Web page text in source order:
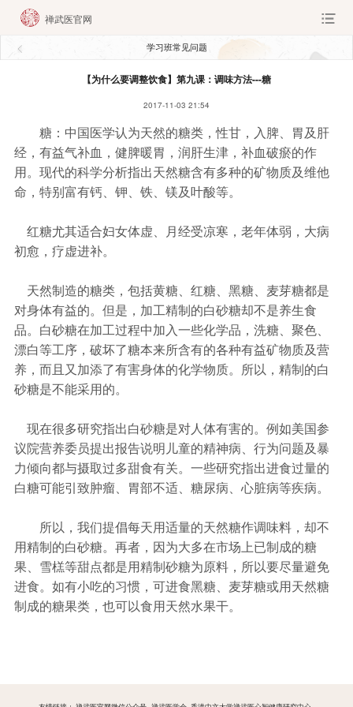
禅武医官网
学习班常见问题
【为什么要调整饮食】第九课：调味方法---糖
2017-11-03 21:54
糖：中国医学认为天然的糖类，性甘，入脾、胃及肝
经，有益气补血，健脾暖胃，润肝生津，补血破瘀的作
用。现代的科学分析指出天然糖含有多种的矿物质及维他
命，特别富有钙、钾、铁、镁及叶酸等。
红糖尤其适合妇女体虚、月经受凉寒，老年体弱，大病
初愈，疗虚进补。
天然制造的糖类，包括黄糖、红糖、黑糖、麦芽糖都是
对身体有益的。但是，加工精制的白砂糖却不是养生食
品。白砂糖在加工过程中加入一些化学品，洗糖、聚色、
漂白等工序，破坏了糖本来所含有的各种有益矿物质及营
养，而且又加添了有害身体的化学物质。所以，精制的白
砂糖是不能采用的。
现在很多研究指出白砂糖是对人体有害的。例如美国参
议院营养委员提出报告说明儿童的精神病、行为问题及暴
力倾向都与摄取过多甜食有关。一些研究指出进食过量的
白糖可能引致肿瘤、胃部不适、糖尿病、心脏病等疾病。
所以，我们提倡每天用适量的天然糖作调味料，却不
用精制的白砂糖。再者，因为大多在市场上已制成的糖
果、雪榚等甜点都是用精制砂糖为原料，所以要尽量避免
进食。如有小吃的习惯，可进食黑糖、麦芽糖或用天然糖
制成的糖果类，也可以食用天然水果干。